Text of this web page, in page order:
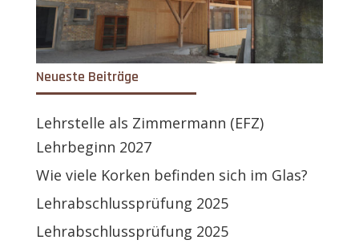
Neueste Beiträge
Lehrstelle als Zimmermann (EFZ)
Lehrbeginn 2027
Wie viele Korken befinden sich im Glas?
Lehrabschlussprüfung 2025
Lehrabschlussprüfung 2025